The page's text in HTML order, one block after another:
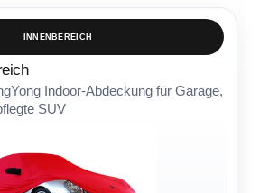
INNENBEREICH
Indoor-Abdeckung für Garage,
SUV